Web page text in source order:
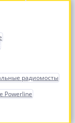
радиомосты
Powerline